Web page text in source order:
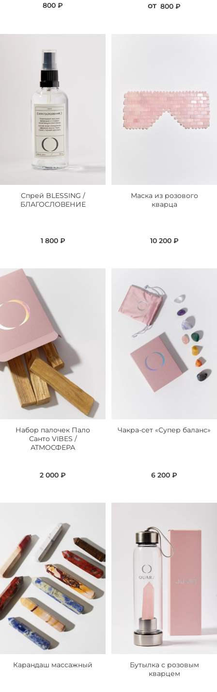
800 ₽ от 800 ₽
Спрей BLESSING /
БЛАГОСЛОВЕНИЕ
1 800 ₽
Маска из розового
кварца
10 200 ₽
Набор палочек Пало
Санто VIBES /
АТМОСФЕРА
2 000 ₽
Чакра-сет «Супер баланс»
6 200 ₽
Карандаш массажный
Бутылка с розовым
кварцем